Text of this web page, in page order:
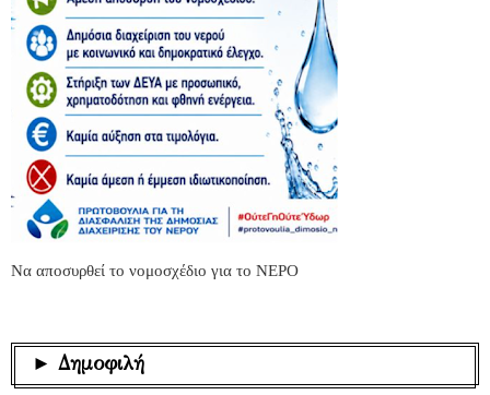
Να αποσυρθεί το νομοσχέδιο για το ΝΕΡΟ
► Δημοφιλή